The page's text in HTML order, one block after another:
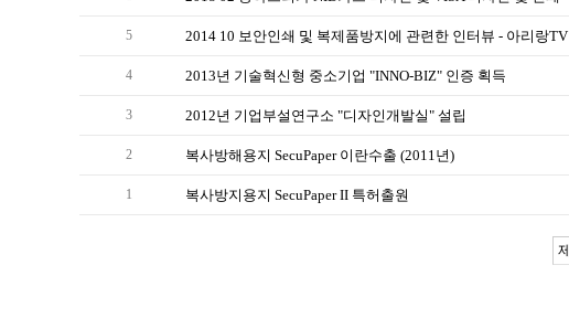
5 2014 10 보안인쇄 및 복제품방지에 관련한 인터뷰 - 아리랑TV
4 2013년 기술혁신형 중소기업 "INNO-BIZ" 인증 획득
3 2012년 기업부설연구소 "디자인개발실" 설립
2 복사방해용지 SecuPaper 이란수출 (2011년)
1 복사방지용지 SecuPaper II 특허출원